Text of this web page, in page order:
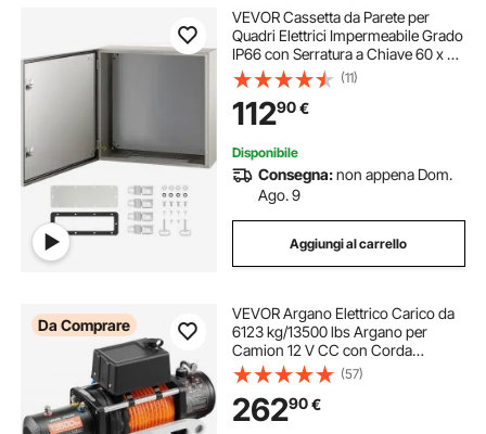
VEVOR Cassetta da Parete per
Quadri Elettrici Impermeabile Grado
IP66 con Serratura a Chiave 60 x 60
x 20 cm, Cassetta Stagna per
Quadri Elettrici Cablaggio Interno
Esterno in Acciaio al Carbonio IP66
(11)
11290€
Disponibile
Consegna:non appena Dom.
Ago. 9
Aggiungi al carrello
Da Comprare
VEVOR Argano Elettrico Carico da
6123 kg/13500 lbs Argano per
Camion 12 V CC con Corda
Sintetica Φ9,5 mm x 24 m
Telecomando Senza FilI e Cablato,
Verricello Elettrico per Traino
Fuoristrada SUV Jeep
(57)
26290€